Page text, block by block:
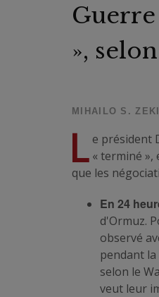
»,
MIHAILO S.
L e président
« terminé »,
que les
En 24
d'Ormuz.
observé
pendant
selon le
veut leur